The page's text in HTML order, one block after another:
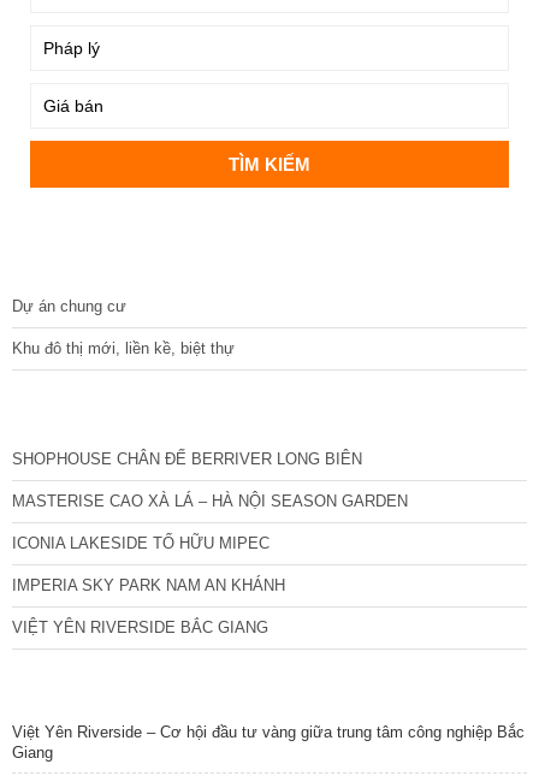
Dự án chung cư
Khu đô thị mới, liền kề, biệt thự
SHOPHOUSE CHÂN ĐẾ BERRIVER LONG BIÊN
MASTERISE CAO XÀ LÁ – HÀ NỘI SEASON GARDEN
ICONIA LAKESIDE TỐ HỮU MIPEC
IMPERIA SKY PARK NAM AN KHÁNH
VIỆT YÊN RIVERSIDE BẮC GIANG
Việt Yên Riverside – Cơ hội đầu tư vàng giữa trung tâm công nghiệp Bắc
Giang